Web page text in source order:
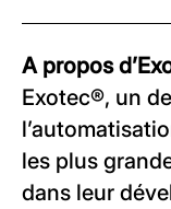
A propos
Exotec®, un
les plus
dans leur